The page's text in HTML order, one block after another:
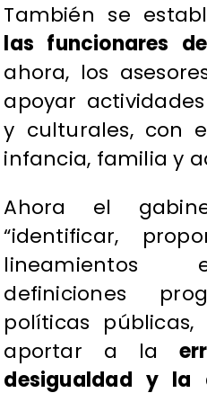
También se
las funcionares
ahora, los
apoyar
y culturales, con
infancia, familia y
Ahora el
“identificar,
lineamientos
definiciones
políticas
aportar a la
desigualdad y la